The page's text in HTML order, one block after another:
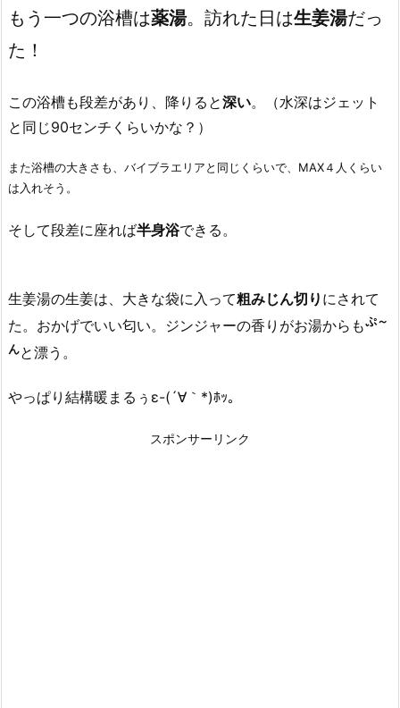
もう一つの浴槽は薬湯。訪れた日は生姜湯だっ
た！
この浴槽も段差があり、降りると深い。（水深はジェット
と同じ90センチくらいかな？）
また浴槽の大きさも、バイブラエリアと同じくらいで、MAX４人くらい
は入れそう。
そして段差に座れば半身浴できる。
生姜湯の生姜は、大きな袋に入って粗みじん切り にされて
た。おかげでいい匂い。ジンジャーの香りがお湯からもぷ～
んと漂う。
やっぱり結構暖まるぅε-(´∀｀*)ﾎｯ。
スポンサーリンク